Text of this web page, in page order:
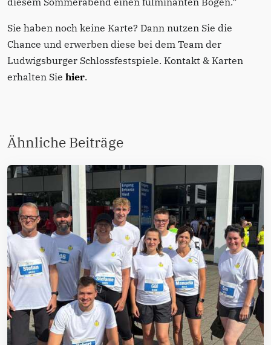
Sie haben noch keine Karte? Dann nutzen Sie die
Chance und erwerben diese bei dem Team der
Ludwigsburger Schlossfestspiele. Kontakt & Karten
erhalten Sie hier.
Ähnliche Beiträge